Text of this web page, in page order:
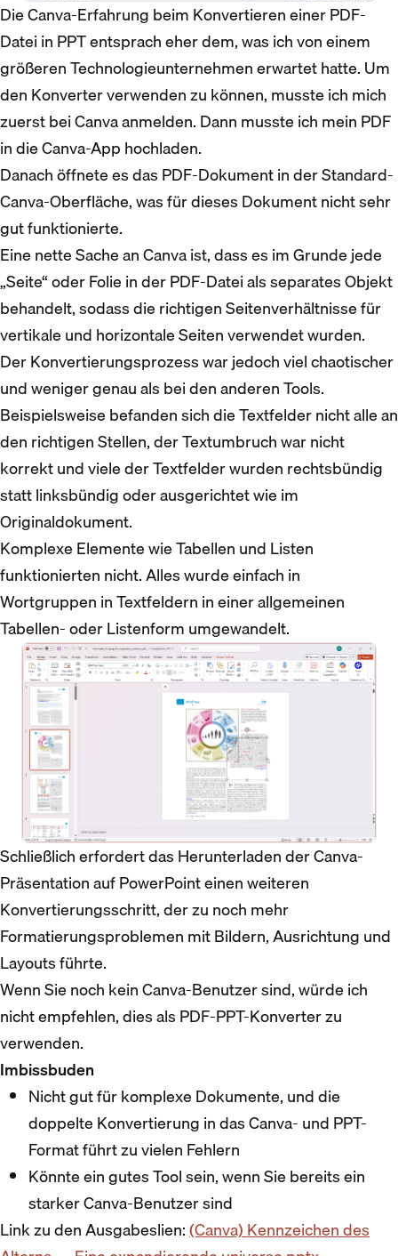
Die Canva-Erfahrung beim Konvertieren einer PDF-
Datei in PPT entsprach eher dem, was ich von einem
größeren Technologieunternehmen erwartet hatte. Um
den Konverter verwenden zu können, musste ich mich
zuerst bei Canva anmelden. Dann musste ich mein PDF
in die Canva-App hochladen.
Danach öffnete es das PDF-Dokument in der Standard-
Canva-Oberfläche, was für dieses Dokument nicht sehr
gut funktionierte.
Eine nette Sache an Canva ist, dass es im Grunde jede
„Seite“ oder Folie in der PDF-Datei als separates Objekt
behandelt, sodass die richtigen Seitenverhältnisse für
vertikale und horizontale Seiten verwendet wurden.
Der Konvertierungsprozess war jedoch viel chaotischer
und weniger genau als bei den anderen Tools.
Beispielsweise befanden sich die Textfelder nicht alle an
den richtigen Stellen, der Textumbruch war nicht
korrekt und viele der Textfelder wurden rechtsbündig
statt linksbündig oder ausgerichtet wie im
Originaldokument.
Komplexe Elemente wie Tabellen und Listen
funktionierten nicht. Alles wurde einfach in
Wortgruppen in Textfeldern in einer allgemeinen
Tabellen- oder Listenform umgewandelt.
Schließlich erfordert das Herunterladen der Canva-
Präsentation auf PowerPoint einen weiteren
Konvertierungsschritt, der zu noch mehr
Formatierungsproblemen mit Bildern, Ausrichtung und
Layouts führte.
Wenn Sie noch kein Canva-Benutzer sind, würde ich
nicht empfehlen, dies als PDF-PPT-Konverter zu
verwenden.
Imbissbuden
Nicht gut für komplexe Dokumente, und die
doppelte Konvertierung in das Canva- und PPT-
Format führt zu vielen Fehlern
Könnte ein gutes Tool sein, wenn Sie bereits ein
starker Canva-Benutzer sind
Link zu den Ausgabeslien:(Canva) Kennzeichen des